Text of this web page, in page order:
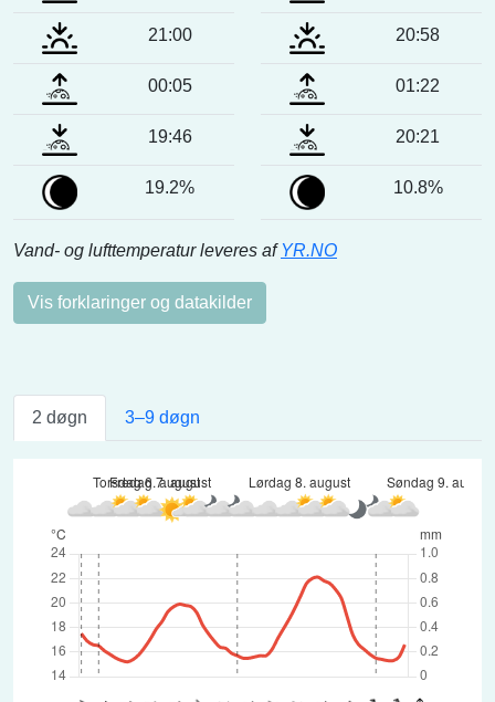
21:00
00:05
19:46
19.2%
20:58
01:22
20:21
10.8%
Vand- og lufttemperatur leveres afYR.NO
Vis forklaringer og datakilder
2 døgn 3–9 døgn